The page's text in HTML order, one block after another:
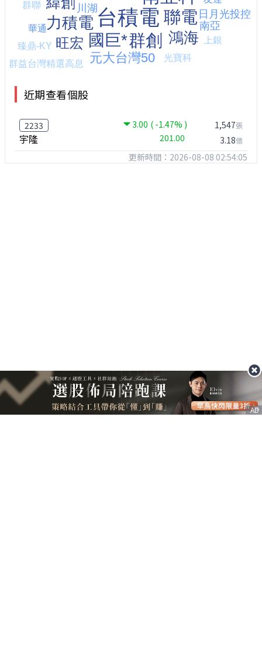
近期查看個股
2233 3.00 ( -1.47% )
宇隆 201.00
1,547張
3.18億
更新時間：2026-08-08 02:54:05
AD